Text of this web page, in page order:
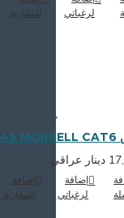
لرغباتي
للمقارنة
إضافة
لرغباتي
للمقارنة